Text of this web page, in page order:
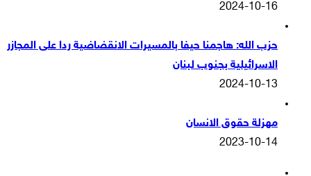
2024-10-16
حزب الله: هاجمنا حيفا بالمسيرات الانقضاضية ردا على المجازر
الاسرائيلية بجنوب لبنان
2024-10-13
مهزلة حقوق الانسان
2023-10-14